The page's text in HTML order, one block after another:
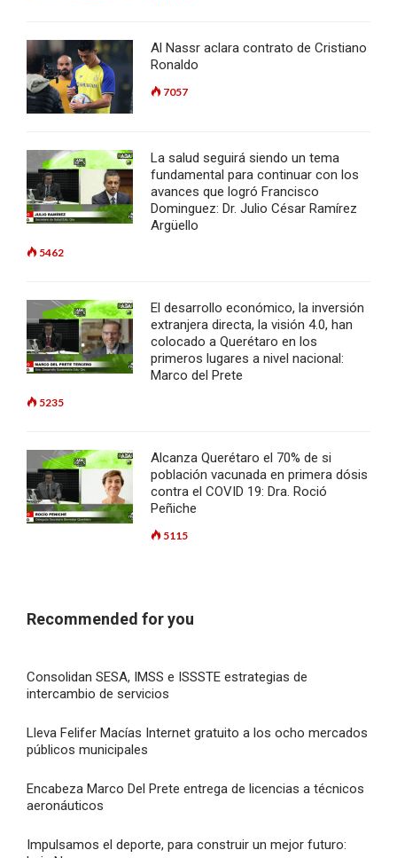
Al Nassr aclara contrato de Cristiano
Ronaldo
7057
La salud seguirá siendo un tema
fundamental para continuar con los
avances que logró Francisco
Dominguez: Dr. Julio César Ramírez
Argüello
5462
El desarrollo económico, la inversión
extranjera directa, la visión 4.0, han
colocado a Querétaro en los
primeros lugares a nivel nacional:
Marco del Prete
5235
Alcanza Querétaro el 70% de si
población vacunada en primera dósis
contra el COVID 19: Dra. Roció
Peñiche
5115
Recommended for you
Consolidan SESA, IMSS e ISSSTE estrategias de
intercambio de servicios
Lleva Felifer Macías Internet gratuito a los ocho mercados
públicos municipales
Encabeza Marco Del Prete entrega de licencias a técnicos
aeronáuticos
Impulsamos el deporte, para construir un mejor futuro: